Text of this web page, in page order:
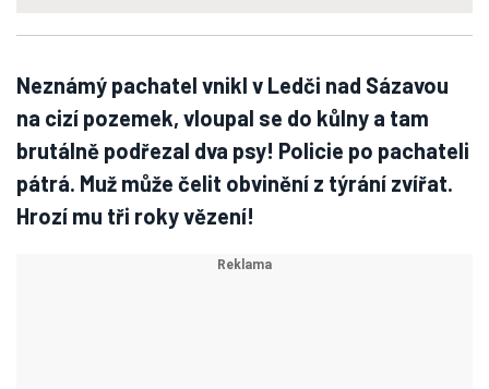
Neznámý pachatel vnikl v Ledči nad Sázavou
na cizí pozemek, vloupal se do kůlny a tam
brutálně podřezal dva psy! Policie po pachateli
pátrá. Muž může čelit obvinění z týrání zvířat.
Hrozí mu tři roky vězení!